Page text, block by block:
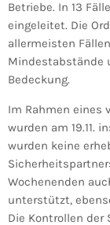
Betriebe. In 13
eingeleitet. Die
allermeisten
Mindestabstände
Bedeckung.
Im Rahmen eines
wurden am 19.11.
wurden keine
Wochenenden
unterstützt,
Die Kontrollen